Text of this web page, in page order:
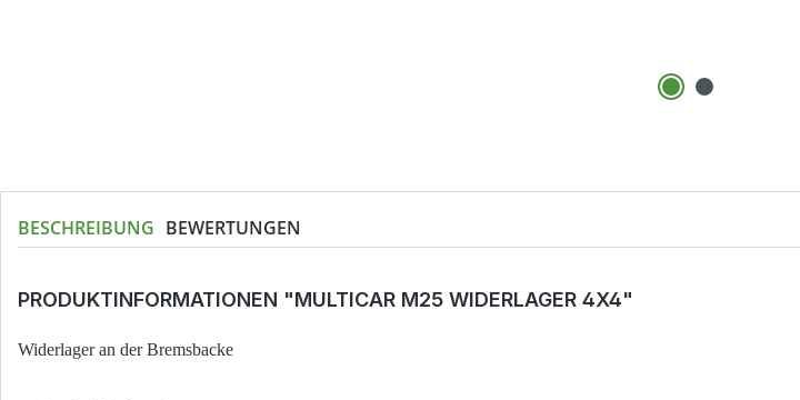
BESCHREIBUNG BEWERTUNGEN
PRODUKTINFORMATIONEN "MULTICAR M25 WIDERLAGER 4X4"
Widerlager an der Bremsbacke